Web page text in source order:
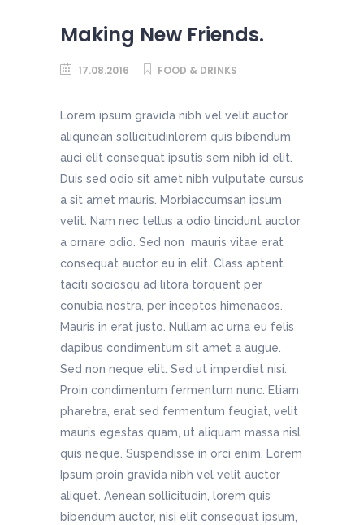
Making New Friends.
17.08.2016 FOOD & DRINKS
Lorem ipsum gravida nibh vel velit auctor
aliqunean sollicitudinlorem quis bibendum
auci elit consequat ipsutis sem nibh id elit.
Duis sed odio sit amet nibh vulputate cursus
a sit amet mauris. Morbiaccumsan ipsum
velit. Nam nec tellus a odio tincidunt auctor
a ornare odio. Sed non mauris vitae erat
consequat auctor eu in elit. Class aptent
taciti sociosqu ad litora torquent per
conubia nostra, per inceptos himenaeos.
Mauris in erat justo. Nullam ac urna eu felis
dapibus condimentum sit amet a augue.
Sed non neque elit. Sed ut imperdiet nisi.
Proin condimentum fermentum nunc. Etiam
pharetra, erat sed fermentum feugiat, velit
mauris egestas quam, ut aliquam massa nisl
quis neque. Suspendisse in orci enim. Lorem
Ipsum proin gravida nibh vel velit auctor
aliquet. Aenean sollicitudin, lorem quis
bibendum auctor, nisi elit consequat ipsum,